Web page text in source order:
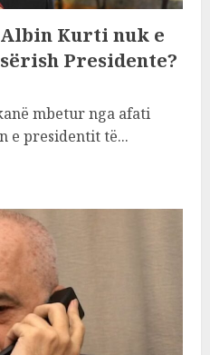
Kurti nuk e
Presidente?
mbetur nga afati
e presidentit të...